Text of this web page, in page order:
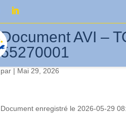
Document AVI –
55270001
par | Mai 29, 2026
Document enregistré le 2026-05-29